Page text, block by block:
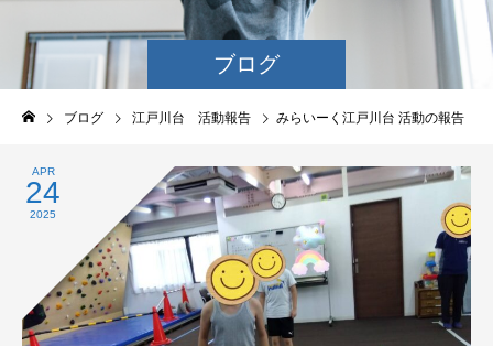
ブログ
ブログ 江戸川台 活動報告 みらいーく江戸川台 活動の報告
APR
24
2025